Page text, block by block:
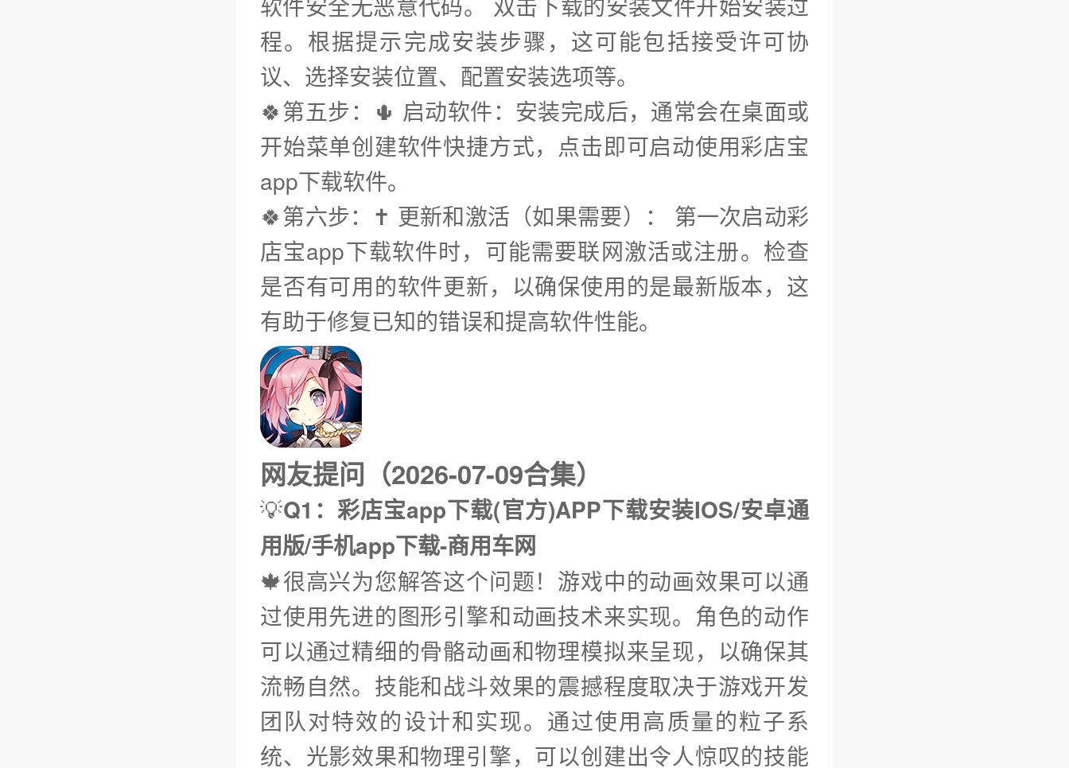
程。根据提示完成安装步骤，这可能包括接受许可协
议、选择安装位置、配置安装选项等。
🍀第五步：🌵 启动软件：安装完成后，通常会在桌面或
开始菜单创建软件快捷方式，点击即可启动使用彩店宝
app下载软件。
🍀第六步：✝️ 更新和激活（如果需要）： 第一次启动彩
店宝app下载软件时，可能需要联网激活或注册。检查
是否有可用的软件更新，以确保使用的是最新版本，这
有助于修复已知的错误和提高软件性能。
网友提问（2026-07-09合集）
💡Q1：彩店宝app下载(官方)APP下载安装IOS/安卓通
用版/手机app下载-商用车网
🍁很高兴为您解答这个问题！游戏中的动画效果可以通
过使用先进的图形引擎和动画技术来实现。角色的动作
可以通过精细的骨骼动画和物理模拟来呈现，以确保其
流畅自然。技能和战斗效果的震撼程度取决于游戏开发
团队对特效的设计和实现。通过使用高质量的粒子系
统、光影效果和物理引擎，可以创建出令人惊叹的技能